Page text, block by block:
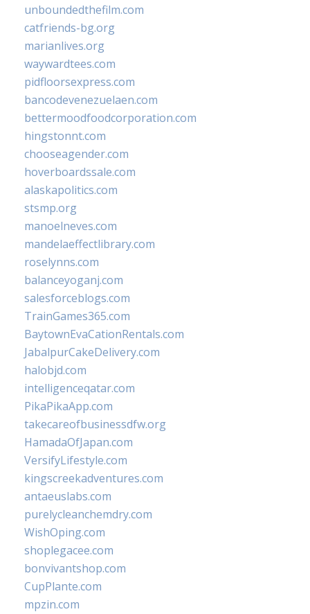
unboundedthefilm.com
catfriends-bg.org
marianlives.org
waywardtees.com
pidfloorsexpress.com
bancodevenezuelaen.com
bettermoodfoodcorporation.com
hingstonnt.com
chooseagender.com
hoverboardssale.com
alaskapolitics.com
stsmp.org
manoelneves.com
mandelaeffectlibrary.com
roselynns.com
balanceyoganj.com
salesforceblogs.com
TrainGames365.com
BaytownEvaCationRentals.com
JabalpurCakeDelivery.com
halobjd.com
intelligenceqatar.com
PikaPikaApp.com
takecareofbusinessdfw.org
HamadaOfJapan.com
VersifyLifestyle.com
kingscreekadventures.com
antaeuslabs.com
purelycleanchemdry.com
WishOping.com
shoplegacee.com
bonvivantshop.com
CupPlante.com
mpzin.com